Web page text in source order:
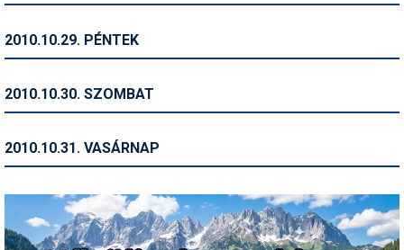
2010.10.29. PÉNTEK
2010.10.30. SZOMBAT
2010.10.31. VASÁRNAP